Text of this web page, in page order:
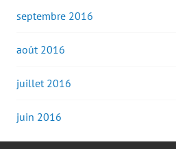
septembre 2016
août 2016
juillet 2016
juin 2016